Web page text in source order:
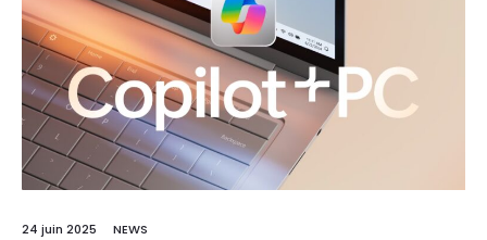
24 juin 2025 NEWS